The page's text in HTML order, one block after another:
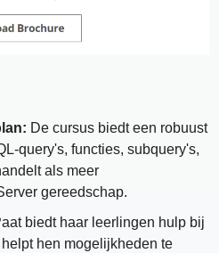
De cursus biedt een robuust
query's, functies, subquery's,
als meer
gereedschap.
biedt haar leerlingen hulp bij
hen mogelijkheden te